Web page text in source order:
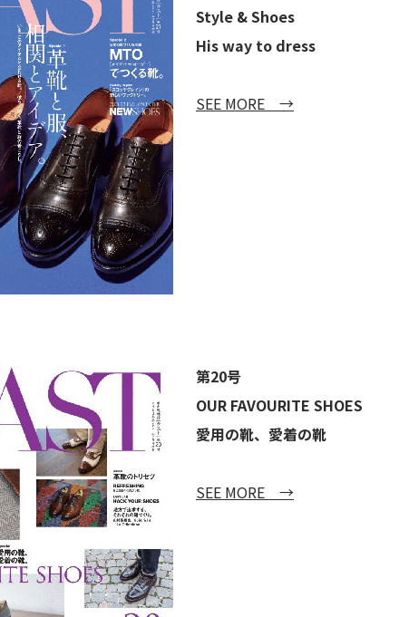
Style & Shoes
His way to dress
SEE MORE →
第20号
OUR FAVOURITE SHOES
愛用の靴、愛着の靴
SEE MORE →